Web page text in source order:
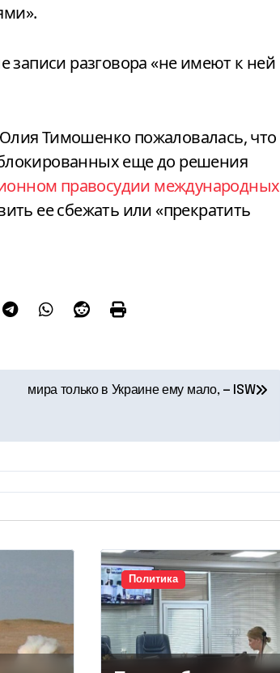
записи разговора «не имеют к ней
Тимошенко пожаловалась, что
еще до решения
правосудии международных
ее сбежать или «прекратить
мира только в Украине ему мало, — ISW
Политика